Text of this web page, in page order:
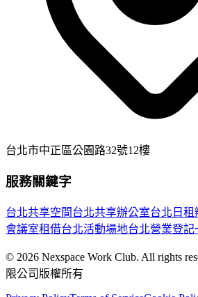
台北市中正區公園路32號12樓
服務關鍵字
台北共享空間台北共享辦公室台北日租
會議室租借台北活動場地台北營業登記
© 2026 Nexspace Work Club. All rights
限公司版權所有